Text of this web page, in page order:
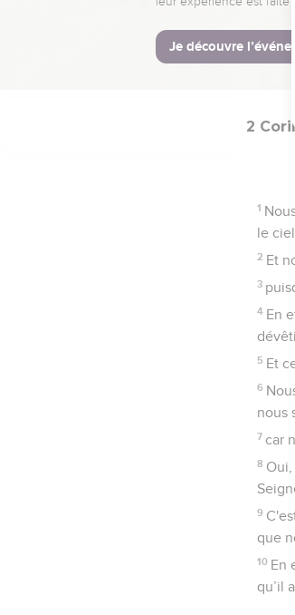
18
2
1
le
2 Et
3
4 En
5 Et
6
nous
7 car
8
9
que
10 En
qu’il